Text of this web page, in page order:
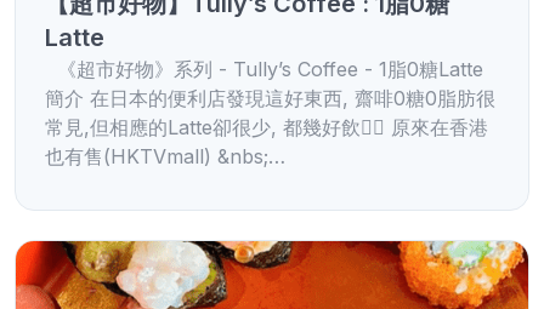
Latte
《超市好物》系列 - Tully’s Coffee - 1脂0糖Latte
簡介 在日本的便利店發現這好東西, 齋啡0糖0脂肪很
常見,但相應的Latte卻很少, 都幾好飲👌🏻 原來在香港
也有售(HKTVmall) &nbs;…